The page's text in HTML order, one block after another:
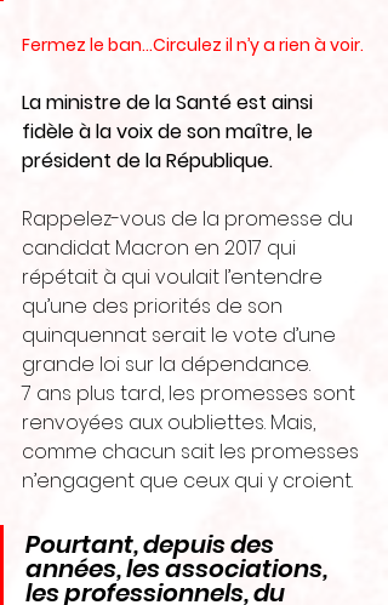
Fermez le ban…Circulez il n’y a rien à voir.
La ministre de la Santé est ainsi
fidèle à la voix de son maître, le
président de la République.
Rappelez-vous de la promesse du
candidat Macron en 2017 qui
répétait à qui voulait l’entendre
qu’une des priorités de son
quinquennat serait le vote d’une
grande loi sur la dépendance.
7 ans plus tard, les promesses sont
renvoyées aux oubliettes. Mais,
comme chacun sait les promesses
n’engagent que ceux qui y croient.
Pourtant, depuis des
années, les associations,
les professionnels, du